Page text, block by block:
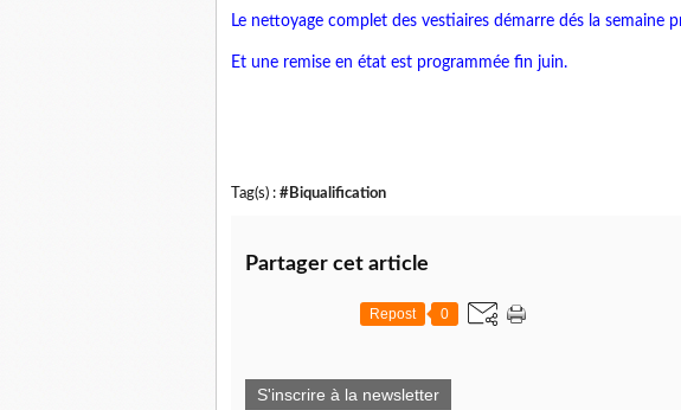
Le nettoyage complet des vestiaires démarre dés la semaine
Et une remise en état est programmée fin juin.
Tag(s) : #Biqualification
Partager cet article
Repost 0
S'inscrire à la newsletter